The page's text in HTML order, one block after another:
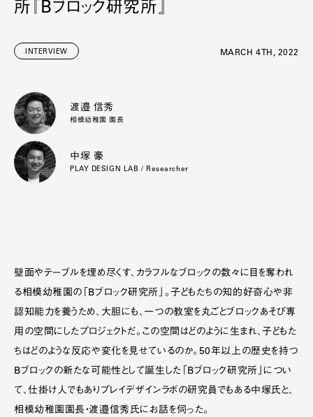
所『Bブロック研究所』
INTERVIEW MARCH 4TH, 2022
渡邉 信秀
相模幼稚園 園長
中塚 豪
PLAY DESIGN LAB / Researcher
壁面やテーブルを埋め尽くす、カラフルなブロックの数々に目を奪われ
る相模幼稚園の「Bブロック研究所」。子どもたちの知的好奇心や非
認知能力を養うため、大胆にも、一つの教室を丸ごとブロックあそび専
用の空間にしたプロジェクトだ。この空間はどのように生まれ、子どもた
ちはどのような反応や変化を見せているのか。50年以上の歴史を持つ
Bブロックの新たな可能性として誕生した「Bブロック研究所」につい
て、仕掛け人でもありプレイデザインラボの研究員でもある中塚氏と、
相模幼稚園園長・渡邉信秀氏にお話を伺った。